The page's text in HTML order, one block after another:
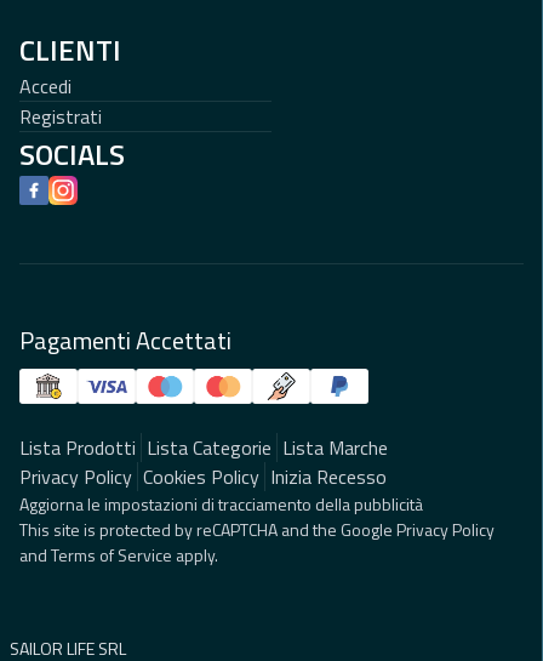
CLIENTI
Accedi
Registrati
SOCIALS
Facebook
Instagram
Pagamenti Accettati
Lista Prodotti Lista Categorie Lista Marche
Privacy Policy Cookies Policy Inizia Recesso
Aggiorna le impostazioni di tracciamento della pubblicità
This site is protected by reCAPTCHA and the GooglePrivacy Policy
andTerms of Service apply.
SAILOR LIFE SRL